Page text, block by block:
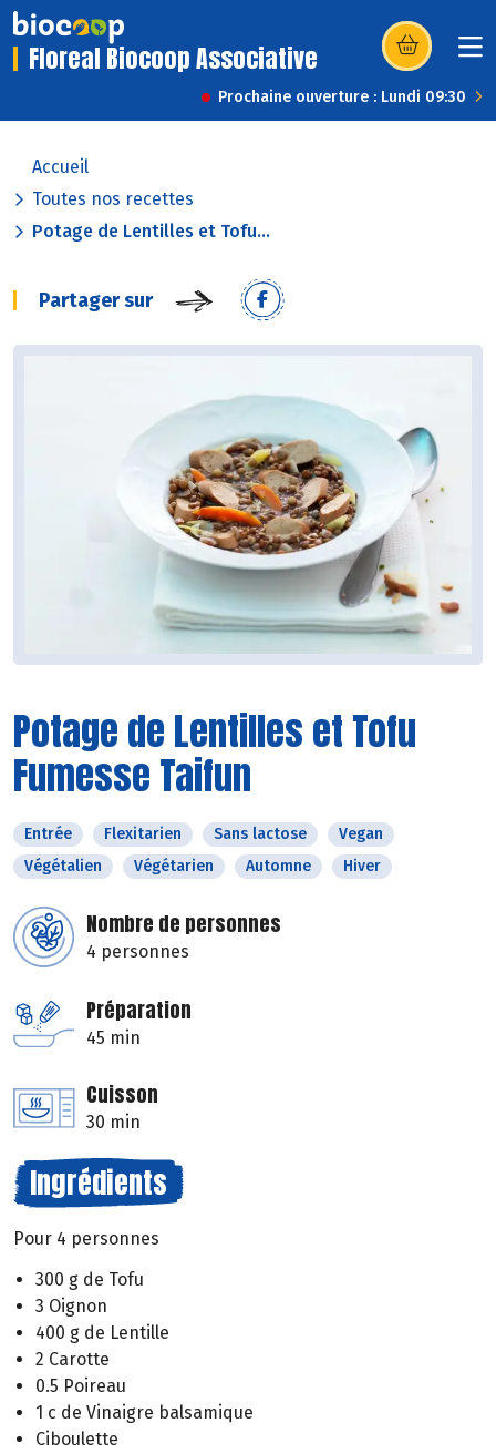
Floreal Biocoop Associative (s’ouvre dans
Prochaine ouverture : Lundi 09:30
Accueil
Toutes nos recettes
Potage de Lentilles et Tofu...
Partager sur
Potage de Lentilles et Tofu
Fumesse Taifun
Entrée Flexitarien Sans lactose
Vegan
Végétalien
Végétarien Automne Hiver
Nombre de personnes
4 personnes
Préparation
45 min
Cuisson
30 min
Ingrédients
Pour 4 personnes
300 g de Tofu
3 Oignon
400 g de Lentille
2 Carotte
0.5 Poireau
1 c de Vinaigre balsamique
Ciboulette